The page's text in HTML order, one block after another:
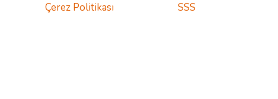
Çerez Politikası
SSS